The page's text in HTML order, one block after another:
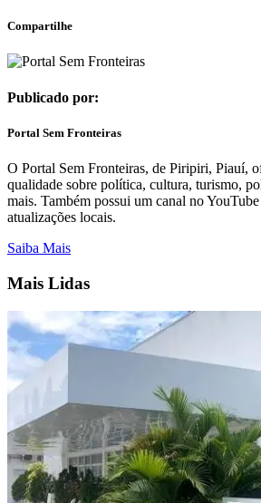
Compartilhe
Publicado por:
Portal Sem Fronteiras
O Portal Sem Fronteiras, de Piripiri, Piauí,
qualidade sobre política, cultura, turismo,
mais. Também possui um canal no
atualizações locais.
Saiba Mais
Mais Lidas